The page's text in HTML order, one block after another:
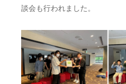
談会も行われました。